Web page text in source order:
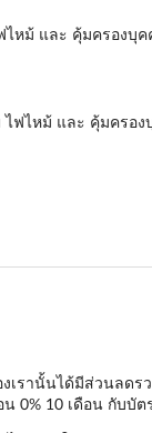
ไหม้ และ คุ้มครองบุ
ไฟไหม้ และ คุ้มครอ
เรานั้นได้มีส่วนลดร
0% 10 เดือน กับบั